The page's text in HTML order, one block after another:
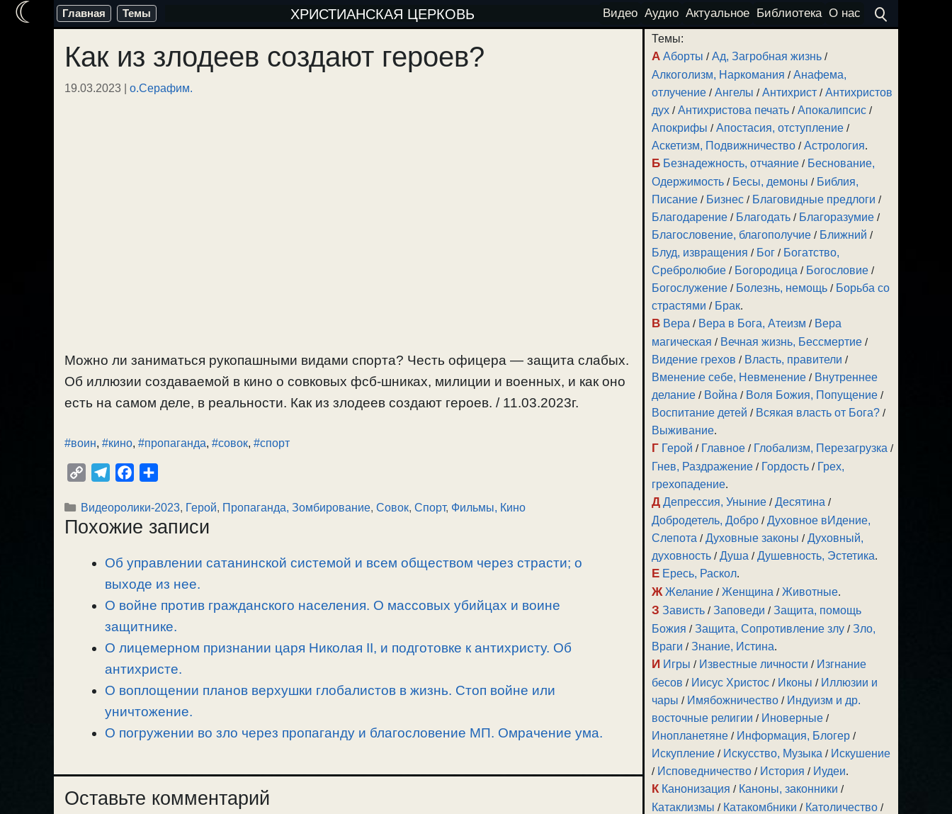
Перейти
содержимому
Главная Темы ХРИСТИАНСКАЯ ЦЕРКОВЬ Видео Аудио Актуальное Библиотека О нас
Как из злодеев создают героев?
19.03.2023 | о.Серафим.
Можно ли заниматься рукопашными видами спорта? Честь офицера — защита слабых.
Об иллюзии создаваемой в кино о совковых фсб-шниках, милиции и военных, и как оно
есть на самом деле, в реальности. Как из злодеев создают героев. / 11.03.2023г.
#воин, #кино, #пропаганда, #совок, #спорт
p
y
l
e
r
a
m
c
e
o
o
k
п
р
в
и
т
Рубрики
Видеоролики-2023, Герой, Пропаганда, Зомбирование, Совок, Спорт, Фильмы, Кино
Похожие записи
Об управлении сатанинской системой и всем обществом через страсти; о
выходе из нее.
О войне против гражданского населения. О массовых убийцах и воине
защитнике.
О лицемерном признании царя Николая II, и подготовке к антихристу. Об
антихристе.
О воплощении планов верхушки глобалистов в жизнь. Стоп войне или
уничтожение.
О погружении во зло через пропаганду и благословение МП. Омрачение ума.
Оставьте комментарий
Темы:
А Аборты /Ад, Загробная жизнь /
Алкоголизм, Наркомания /Анафема,
отлучение /Ангелы /Антихрист /Антихристов
дух /Антихристова печать /Апокалипсис /
Апокрифы /Апостасия, отступление /
Аскетизм, Подвижничество /Астрология.
Б Безнадежность, отчаяние / Беснование,
Одержимость / Бесы, демоны / Библия,
Писание / Бизнес / Благовидные предлоги /
Благодарение / Благодать / Благоразумие /
Благословение, благополучие / Ближний /
Блуд, извращения / Бог / Богатство,
Сребролюбие / Богородица / Богословие /
Богослужение / Болезнь, немощь / Борьба со
страстями / Брак.
В Вера / Вера в Бога, Атеизм / Вера
магическая / Вечная жизнь, Бессмертие /
Видение грехов / Власть, правители /
Вменение себе, Невменение / Внутреннее
делание / Война / Воля Божия, Попущение /
Воспитание детей / Всякая власть от Бога? /
Выживание.
Г Герой / Главное / Глобализм, Перезагрузка /
Гнев, Раздражение / Гордость / Грех,
грехопадение.
Д Депрессия, Уныние /Десятина /
Добродетель, Добро /Духовное вИдение,
Слепота /Духовные законы /Духовный,
духовность /Душа /Душевность, Эстетика.
Е Ересь, Раскол.
Ж Желание /Женщина /Животные.
З Зависть /Заповеди /Защита, помощь
Божия /Защита, Сопротивление злу /Зло,
Враги /Знание, Истина.
И Игры / Известные личности / Изгнание
бесов / Иисус Христос / Иконы / Иллюзии и
чары / Имябожничество / Индуизм и др.
восточные религии / Иноверные /
Инопланетяне / Информация, Блогер /
Искупление / Искусство, Музыка / Искушение
/ Исповедничество / История / Иудеи.
К Канонизация / Каноны, законники /
Катаклизмы / Катакомбники / Католичество /
☾